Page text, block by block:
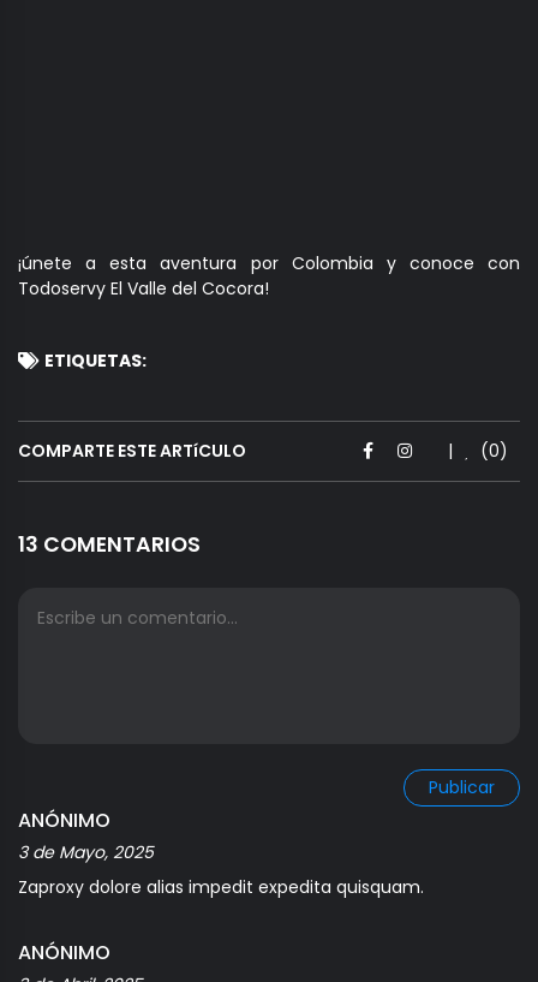
¡únete a esta aventura por Colombia y conoce con
Todoservy El Valle del Cocora!
ETIQUETAS:
COMPARTE ESTE ARTíCULO | (0)
13 COMENTARIOS
Publicar
ANÓNIMO
3 de Mayo, 2025
Zaproxy dolore alias impedit expedita quisquam.
ANÓNIMO